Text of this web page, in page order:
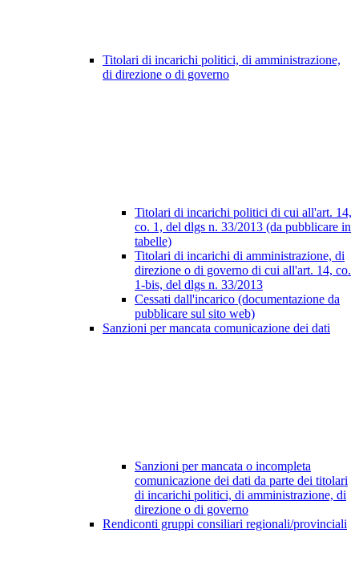
Titolari di incarichi politici, di amministrazione,
di direzione o di governo
Titolari di incarichi politici di cui all'art. 14,
co. 1, del dlgs n. 33/2013 (da pubblicare in
tabelle)
Titolari di incarichi di amministrazione, di
direzione o di governo di cui all'art. 14, co.
1-bis, del dlgs n. 33/2013
Cessati dall'incarico (documentazione da
pubblicare sul sito web)
Sanzioni per mancata comunicazione dei dati
Sanzioni per mancata o incompleta
comunicazione dei dati da parte dei titolari
di incarichi politici, di amministrazione, di
direzione o di governo
Rendiconti gruppi consiliari regionali/provinciali